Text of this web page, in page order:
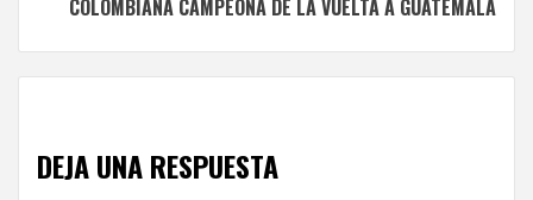
COLOMBIANA CAMPEONA DE LA VUELTA A GUATEMALA
DEJA UNA RESPUESTA